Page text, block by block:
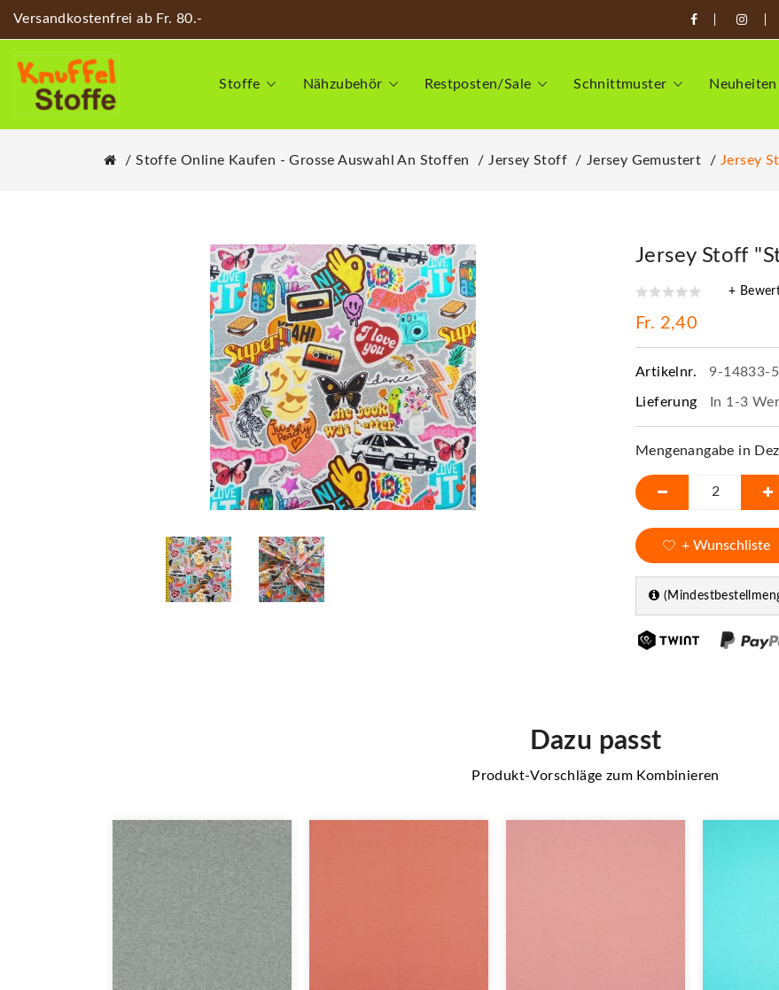
Versandkostenfrei ab Fr. 80.-
Stoffe Nähzubehör Restposten/Sale Schnittmuster Neuheiten
Stoffe Online Kaufen - Grosse Auswahl An Stoffen Jersey Stoff Jersey Gemustert Jersey
Jersey Stoff
+
Fr. 2,40
Artikelnr. 9-14833-
Lieferung In 1-3
Mengenangabe in
+ Wunschliste
Dazu passt
Produkt-Vorschläge zum Kombinieren